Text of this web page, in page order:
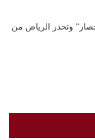
وتحذر الرياض من